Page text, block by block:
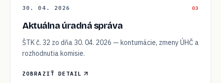
30. 04. 2026 03
Aktuálna úradná správa
ŠTK č. 32 zo dňa 30. 04. 2026 — kontumácie, zmeny ÚHČ a
rozhodnutia komisie.
ZOBRAZIŤ DETAIL